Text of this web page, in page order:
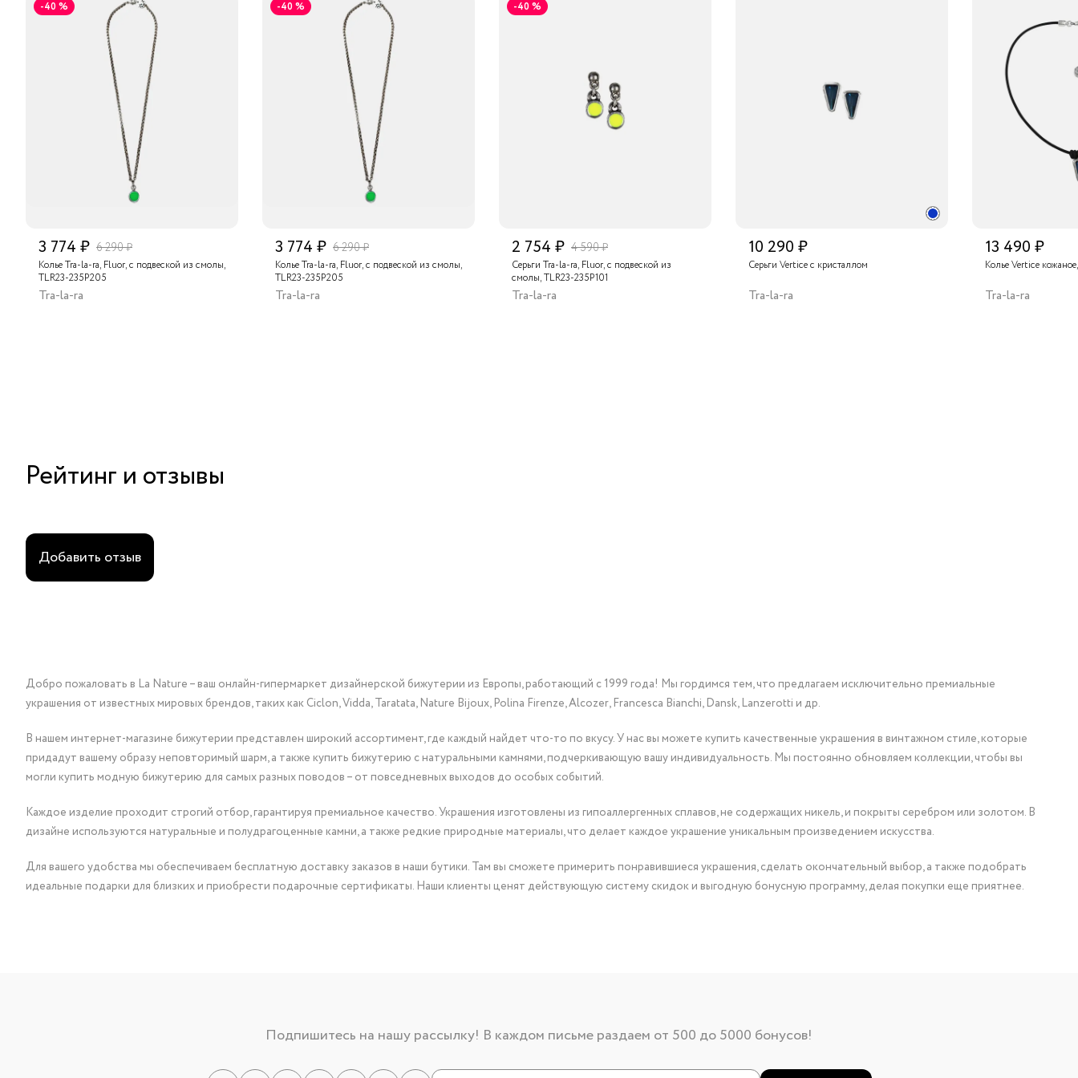
-40 %
3 774 ₽ 6 290 ₽
Колье Tra-la-ra, Fluor, с подвеской из смолы,
TLR23-235P205
Tra-la-ra
-40 %
3 774 ₽ 6 290 ₽
Колье Tra-la-ra, Fluor, с подвеской из смолы,
TLR23-235P205
Tra-la-ra
-40 %
2 754 ₽ 4 590 ₽
Серьги Tra-la-ra, Fluor, с подвеской из
смолы, TLR23-235P101
Tra-la-ra
10 290 ₽
Серьги Vertice с кристаллом
Tra-la-ra
13 490 ₽
Колье Vertice
Tra-la-ra
Рейтинг и отзывы
Добавить отзыв
Добро пожаловать в La Nature – ваш онлайн-гипермаркет дизайнерской бижутерии из Европы, работающий с 1999 года! Мы гордимся тем, что предлагаем исключительно премиальные
украшения от известных мировых брендов, таких как Ciclon, Vidda, Taratata, Nature Bijoux, Polina Firenze, Alcozer, Francesca Bianchi, Dansk, Lanzerotti и др.
В нашем интернет-магазине бижутерии представлен широкий ассортимент, где каждый найдет что-то по вкусу. У нас вы можете купить качественные украшения в винтажном стиле, которые
придадут вашему образу неповторимый шарм, а также купить бижутерию с натуральными камнями, подчеркивающую вашу индивидуальность. Мы постоянно обновляем коллекции, чтобы вы
могли купить модную бижутерию для самых разных поводов – от повседневных выходов до особых событий.
Каждое изделие проходит строгий отбор, гарантируя премиальное качество. Украшения изготовлены из гипоаллергенных сплавов, не содержащих никель, и покрыты серебром или золотом. В
дизайне используются натуральные и полудрагоценные камни, а также редкие природные материалы, что делает каждое украшение уникальным произведением искусства.
Для вашего удобства мы обеспечиваем бесплатную доставку заказов в наши бутики. Там вы сможете примерить понравившиеся украшения, сделать окончательный выбор, а также подобрать
идеальные подарки для близких и приобрести подарочные сертификаты. Наши клиенты ценят действующую систему скидок и выгодную бонусную программу, делая покупки еще приятнее.
Подпишитесь на нашу рассылку! В каждом письме раздаем от 500 до 5000 бонусов!